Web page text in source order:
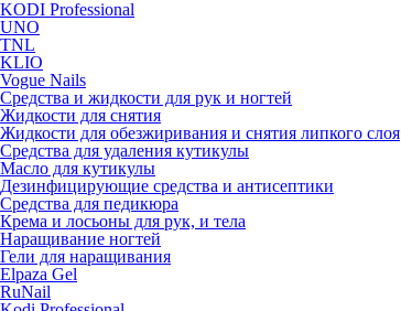
KODI Professional
UNO
TNL
KLIO
Vogue Nails
Средства и жидкости для рук и ногтей
Жидкости для снятия
Жидкости для обезжиривания и снятия липкого слоя
Средства для удаления кутикулы
Масло для кутикулы
Дезинфицирующие средства и антисептики
Средства для педикюра
Крема и лосьоны для рук, и тела
Наращивание ногтей
Гели для наращивания
Elpaza Gel
RuNail